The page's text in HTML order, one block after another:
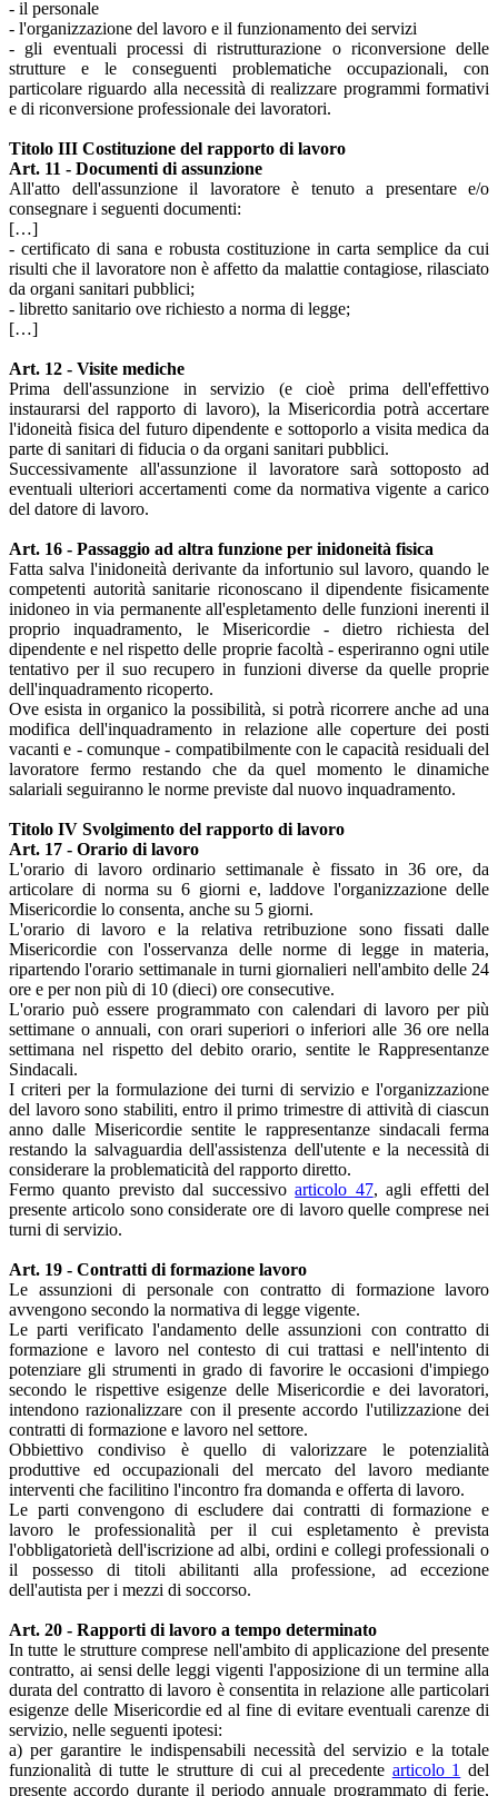
- il personale
- l'organizzazione del lavoro e il funzionamento dei servizi
- gli eventuali processi di ristrutturazione o riconversione delle
strutture e le conseguenti problematiche occupazionali, con
particolare riguardo alla necessità di realizzare programmi formativi
e di riconversione professionale dei lavoratori.
Titolo III Costituzione del rapporto di lavoro
Art. 11 - Documenti di assunzione
All'atto dell'assunzione il lavoratore è tenuto a presentare e/o
consegnare i seguenti documenti:
[…]
- certificato di sana e robusta costituzione in carta semplice da cui
risulti che il lavoratore non è affetto da malattie contagiose, rilasciato
da organi sanitari pubblici;
- libretto sanitario ove richiesto a norma di legge;
[…]
Art. 12 - Visite mediche
Prima dell'assunzione in servizio (e cioè prima dell'effettivo
instaurarsi del rapporto di lavoro), la Misericordia potrà accertare
l'idoneità fisica del futuro dipendente e sottoporlo a visita medica da
parte di sanitari di fiducia o da organi sanitari pubblici.
Successivamente all'assunzione il lavoratore sarà sottoposto ad
eventuali ulteriori accertamenti come da normativa vigente a carico
del datore di lavoro.
Art. 16 - Passaggio ad altra funzione per inidoneità fisica
Fatta salva l'inidoneità derivante da infortunio sul lavoro, quando le
competenti autorità sanitarie riconoscano il dipendente fisicamente
inidoneo in via permanente all'espletamento delle funzioni inerenti il
proprio inquadramento, le Misericordie - dietro richiesta del
dipendente e nel rispetto delle proprie facoltà - esperiranno ogni utile
tentativo per il suo recupero in funzioni diverse da quelle proprie
dell'inquadramento ricoperto.
Ove esista in organico la possibilità, si potrà ricorrere anche ad una
modifica dell'inquadramento in relazione alle coperture dei posti
vacanti e - comunque - compatibilmente con le capacità residuali del
lavoratore fermo restando che da quel momento le dinamiche
salariali seguiranno le norme previste dal nuovo inquadramento.
Titolo IV Svolgimento del rapporto di lavoro
Art. 17 - Orario di lavoro
L'orario di lavoro ordinario settimanale è fissato in 36 ore, da
articolare di norma su 6 giorni e, laddove l'organizzazione delle
Misericordie lo consenta, anche su 5 giorni.
L'orario di lavoro e la relativa retribuzione sono fissati dalle
Misericordie con l'osservanza delle norme di legge in materia,
ripartendo l'orario settimanale in turni giornalieri nell'ambito delle 24
ore e per non più di 10 (dieci) ore consecutive.
L'orario può essere programmato con calendari di lavoro per più
settimane o annuali, con orari superiori o inferiori alle 36 ore nella
settimana nel rispetto del debito orario, sentite le Rappresentanze
Sindacali.
I criteri per la formulazione dei turni di servizio e l'organizzazione
del lavoro sono stabiliti, entro il primo trimestre di attività di ciascun
anno dalle Misericordie sentite le rappresentanze sindacali ferma
restando la salvaguardia dell'assistenza dell'utente e la necessità di
considerare la problematicità del rapporto diretto.
Fermo quanto previsto dal successivoarticolo 47, agli effetti del
presente articolo sono considerate ore di lavoro quelle comprese nei
turni di servizio.
Art. 19 - Contratti di formazione lavoro
Le assunzioni di personale con contratto di formazione lavoro
avvengono secondo la normativa di legge vigente.
Le parti verificato l'andamento delle assunzioni con contratto di
formazione e lavoro nel contesto di cui trattasi e nell'intento di
potenziare gli strumenti in grado di favorire le occasioni d'impiego
secondo le rispettive esigenze delle Misericordie e dei lavoratori,
intendono razionalizzare con il presente accordo l'utilizzazione dei
contratti di formazione e lavoro nel settore.
Obbiettivo condiviso è quello di valorizzare le potenzialità
produttive ed occupazionali del mercato del lavoro mediante
interventi che facilitino l'incontro fra domanda e offerta di lavoro.
Le parti convengono di escludere dai contratti di formazione e
lavoro le professionalità per il cui espletamento è prevista
l'obbligatorietà dell'iscrizione ad albi, ordini e collegi professionali o
il possesso di titoli abilitanti alla professione, ad eccezione
dell'autista per i mezzi di soccorso.
Art. 20 - Rapporti di lavoro a tempo determinato
In tutte le strutture comprese nell'ambito di applicazione del presente
contratto, ai sensi delle leggi vigenti l'apposizione di un termine alla
durata del contratto di lavoro è consentita in relazione alle particolari
esigenze delle Misericordie ed al fine di evitare eventuali carenze di
servizio, nelle seguenti ipotesi:
a) per garantire le indispensabili necessità del servizio e la totale
funzionalità di tutte le strutture di cui al precedente articolo 1 del
presente accordo durante il periodo annuale programmato di ferie,